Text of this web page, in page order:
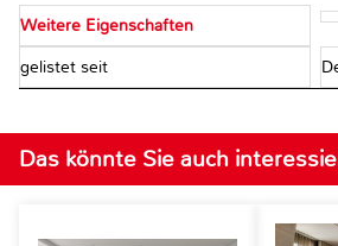
Weitere Eigenschaften
gelistet seit
Das könnte Sie auch